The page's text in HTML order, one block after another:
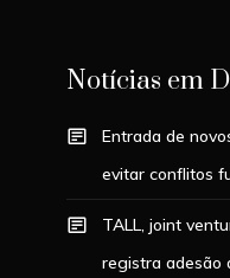
Notícias em
Entrada de
evitar conflitos
TALL, joint
registra adesão